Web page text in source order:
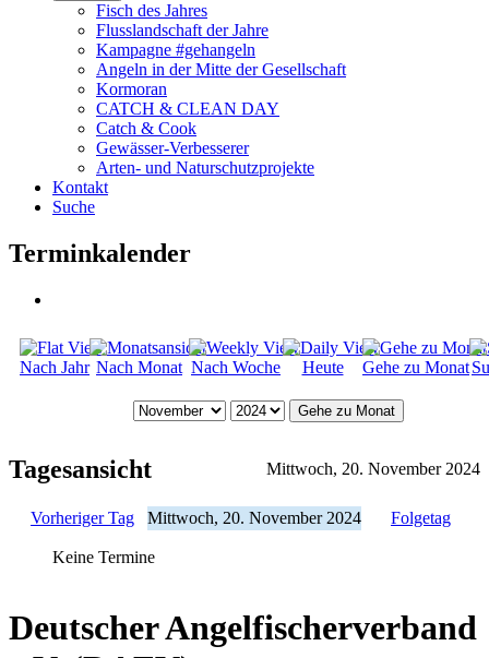
Fisch des Jahres
Flusslandschaft der Jahre
Kampagne #gehangeln
Angeln in der Mitte der Gesellschaft
Kormoran
CATCH & CLEAN DAY
Catch & Cook
Gewässer-Verbesserer
Arten- und Naturschutzprojekte
Kontakt
Suche
Terminkalender
Nach Jahr Nach Monat Nach Woche Heute Gehe zu Monat
Gehe zu Monat
Tagesansicht Mittwoch, 20. November 2024
Vorheriger Tag Mittwoch, 20. November 2024 Folgetag
Keine Termine
Deutscher Angelfischerverband